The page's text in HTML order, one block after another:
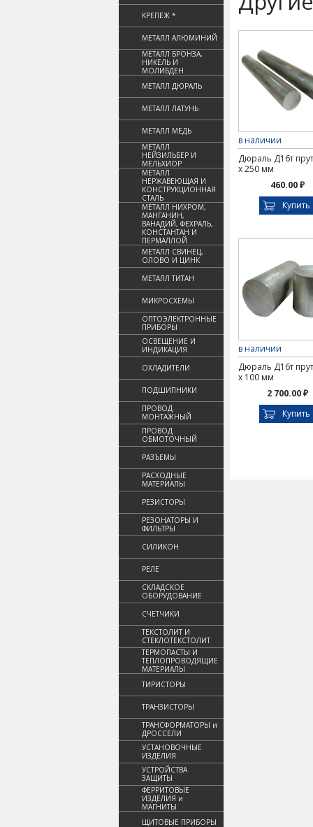
КРЕПЕЖ *
МЕТАЛЛ АЛЮМИНИЙ
МЕТАЛЛ БРОНЗА,
НИКЕЛЬ И
МОЛИБДЕН
МЕТАЛЛ ДЮРАЛЬ
МЕТАЛЛ ЛАТУНЬ
МЕТАЛЛ МЕДЬ
МЕТАЛЛ
НЕЙЗИЛЬБЕР И
МЕЛЬХИОР
МЕТАЛЛ
НЕРЖАВЕЮЩАЯ И
КОНСТРУКЦИОННАЯ
СТАЛЬ
МЕТАЛЛ НИХРОМ,
МАНГАНИН,
ВАНАДИЙ, ФЕХРАЛЬ,
КОНСТАНТАН И
ПЕРМАЛЛОЙ
МЕТАЛЛ СВИНЕЦ,
ОЛОВО И ЦИНК
МЕТАЛЛ ТИТАН
МИКРОСХЕМЫ
ОПТОЭЛЕКТРОННЫЕ
ПРИБОРЫ
ОСВЕЩЕНИЕ И
ИНДИКАЦИЯ
ОХЛАДИТЕЛИ
ПОДШИПНИКИ
ПРОВОД
МОНТАЖНЫЙ
ПРОВОД
ОБМОТОЧНЫЙ
РАЗЪЕМЫ
РАСХОДНЫЕ
МАТЕРИАЛЫ
РЕЗИСТОРЫ
РЕЗОНАТОРЫ И
ФИЛЬТРЫ
СИЛИКОН
РЕЛЕ
СКЛАДСКОЕ
ОБОРУДОВАНИЕ
СЧЕТЧИКИ
ТЕКСТОЛИТ И
СТЕКЛОТЕКСТОЛИТ
ТЕРМОПАСТЫ И
ТЕПЛОПРОВОДЯЩИЕ
МАТЕРИАЛЫ
ТИРИСТОРЫ
ТРАНЗИСТОРЫ
ТРАНСФОРМАТОРЫ и
ДРОССЕЛИ
УСТАНОВОЧНЫЕ
ИЗДЕЛИЯ
УСТРОЙСТВА
ЗАЩИТЫ
ФЕРРИТОВЫЕ
ИЗДЕЛИЯ и
МАГНИТЫ
ЩИТОВЫЕ ПРИБОРЫ
в наличии
Дюраль Д16т
х 250 мм
460.00 ₽
Купить
в наличии
Дюраль Д16т
х 100 мм
2 700.00 ₽
Купить